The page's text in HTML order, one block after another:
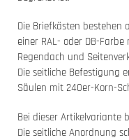
Die Briefkästen bestehen
einer RAL- oder DB-
Regendach und
Die seitliche Befestigung
Säulen mit 240er-Korn-
Bei dieser Artikelvariante
Die seitliche Anordnung